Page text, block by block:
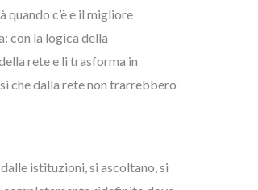
c’è e il migliore
con la logica della
rete e li trasforma in
che dalla rete non trarrebbero
istituzioni, si ascoltano, si